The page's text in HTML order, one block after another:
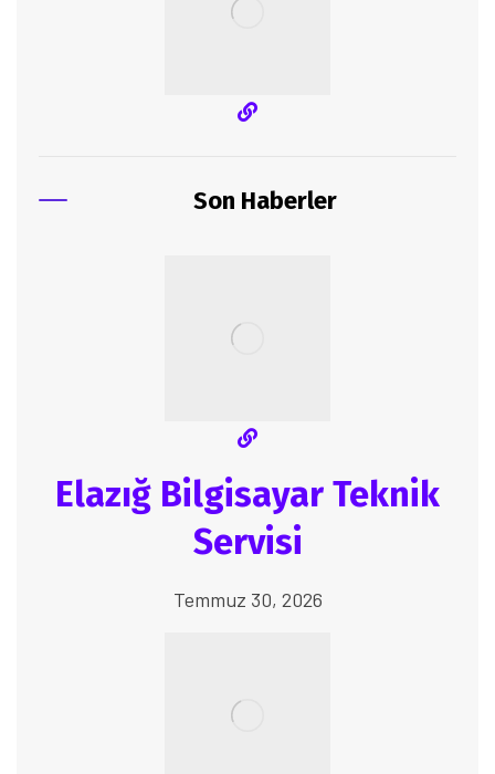
Son Haberler
Elazığ Bilgisayar Teknik
Servisi
Temmuz 30, 2026